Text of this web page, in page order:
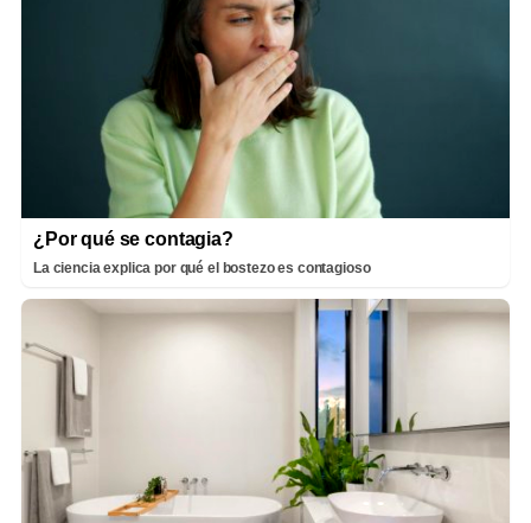
¿Por qué se contagia?
La ciencia explica por qué el bostezo es contagioso